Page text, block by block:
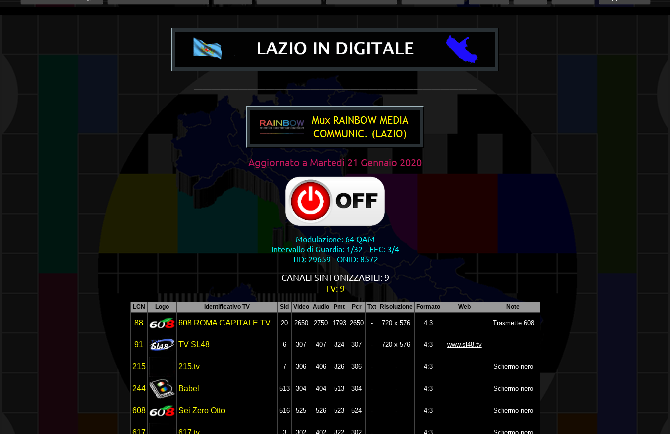
_______________________________________________________________
Aggiornato a Martedì 21 Gennaio 2020
Modulazione: 64 QAM
Intervallo di Guardia: 1/32 - FEC: 3/4
TID: 29659 - ONID: 8572
CANALI SINTONIZZABILI: 9
TV: 9
LCN Logo Identificativo TV Sid Video Audio Pmt Pcr Txt Risoluzione Formato Web Note
88 608 ROMA CAPITALE TV 20 2650 2750 1793 2650 - 720 x 576 4:3 Trasmette 608
91 TV SL48 6 307 407 824 307 - 720 x 576 4:3 www.sl48.tv
215 215.tv 7 306 406 826 306 - - 4:3 Schermo nero
244 Babel 513 304 404 513 304 - - 4:3 Schermo nero
608 Sei Zero Otto 516 525 526 523 524 - - 4:3 Schermo nero
617 617.tv 3 302 402 822 302 - - 4:3 Schermo nero